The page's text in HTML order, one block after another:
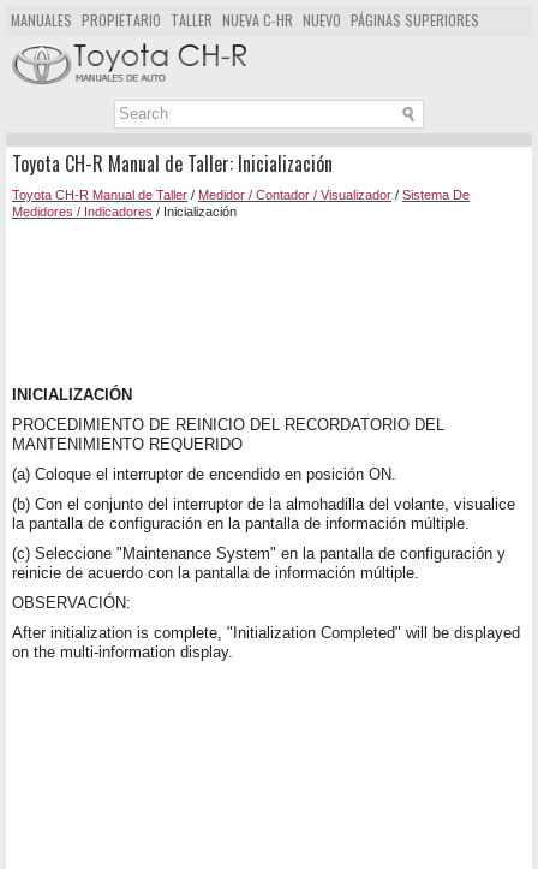
MANUALES PROPIETARIO TALLER NUEVA C-HR NUEVO PÁGINAS SUPERIORES
MAPA DEL SITIO
BUSCAR
Toyota CH-R Manual de Taller: Inicialización
Toyota CH-R Manual de Taller / Medidor / Contador / Visualizador / Sistema De
Medidores / Indicadores / Inicialización
INICIALIZACIÓN
PROCEDIMIENTO DE REINICIO DEL RECORDATORIO DEL
MANTENIMIENTO REQUERIDO
(a) Coloque el interruptor de encendido en posición ON.
(b) Con el conjunto del interruptor de la almohadilla del volante, visualice
la pantalla de configuración en la pantalla de información múltiple.
(c) Seleccione "Maintenance System" en la pantalla de configuración y
reinicie de acuerdo con la pantalla de información múltiple.
OBSERVACIÓN:
After initialization is complete, "Initialization Completed" will be displayed
on the multi-information display.